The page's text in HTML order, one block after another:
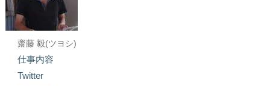
齋藤 毅(ツヨシ)
仕事内容
Twitter